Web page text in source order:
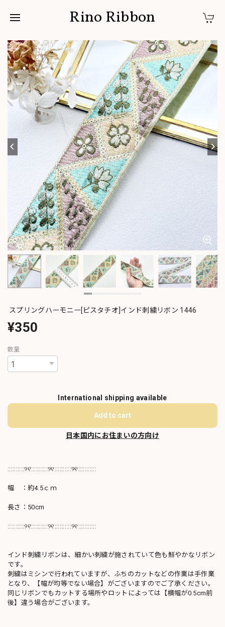
Rino Ribbon
スプリングハーモニー[ピスタチオ]インド刺繍リボン 1446
¥350
数量
International shipping available
Add to cart
日本国内にお住まいの方向け
::::::::::୨୧::::::::::୨୧::::::::::୨୧:::::::::::
幅 ：約4.5ｃｍ
長さ：50cm
::::::::::୨୧::::::::::୨୧::::::::::୨୧:::::::::::
インド刺繍リボンは、細かい刺繍が施されていて色も鮮やかなリボン
です。
刺繍はミシンで行われていますが、ふちのカットなどの作業は手作業
となり、【幅が均等でない場合】がございますのでご了承ください。
同じリボンでもカットする場所やロットによっては【横幅が0.5cm前
後】違う場合がございます。